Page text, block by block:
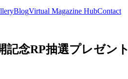
BlogVirtual Magazine HubContact
記念RP抽選プレゼント